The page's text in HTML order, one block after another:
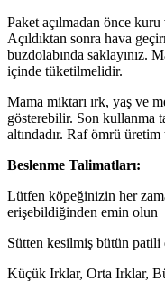
Paket açılmadan önce
Açıldıktan sonra hava
buzdolabında saklayınız.
içinde tüketilmelidir.
Mama miktarı ırk, yaş ve
gösterebilir. Son kullanma
altındadır. Raf ömrü
Beslenme Talimatları:
Lütfen köpeğinizin her
erişebildiğinden emin olun
Sütten kesilmiş bütün patili
Küçük Irklar, Orta Irklar,